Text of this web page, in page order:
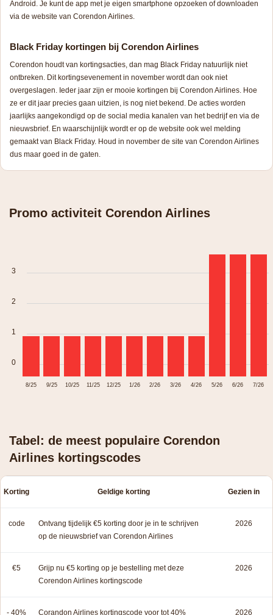
Android. Je kunt de app met je eigen smartphone opzoeken of downloaden
via de website van Corendon Airlines.
Black Friday kortingen bij Corendon Airlines
Corendon houdt van kortingsacties, dan mag Black Friday natuurlijk niet
ontbreken. Dit kortingsevenement in november wordt dan ook niet
overgeslagen. Ieder jaar zijn er mooie kortingen bij Corendon Airlines. Hoe
ze er dit jaar precies gaan uitzien, is nog niet bekend. De acties worden
jaarlijks aangekondigd op de social media kanalen van het bedrijf en via de
nieuwsbrief. En waarschijnlijk wordt er op de website ook wel melding
gemaakt van Black Friday. Houd in november de site van Corendon Airlines
dus maar goed in de gaten.
Promo activiteit Corendon Airlines
3
2
1
0
8/25 9/25 10/25 11/25 12/25 1/26 2/26 3/26 4/26 5/26 6/26 7/26
Tabel: de meest populaire Corendon
Airlines kortingscodes
Korting Geldige korting Gezien in
code
Ontvang tijdelijk €5 korting door je in te schrijven
op de nieuwsbrief van Corendon Airlines
2026
€5
Grijp nu €5 korting op je bestelling met deze
Corendon Airlines kortingscode
2026
- 40%
Corandon Airlines kortingscode voor tot 40%
2026